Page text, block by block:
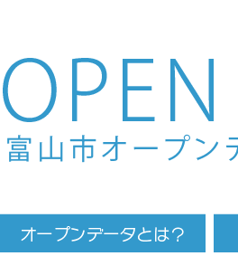
Skip to main content